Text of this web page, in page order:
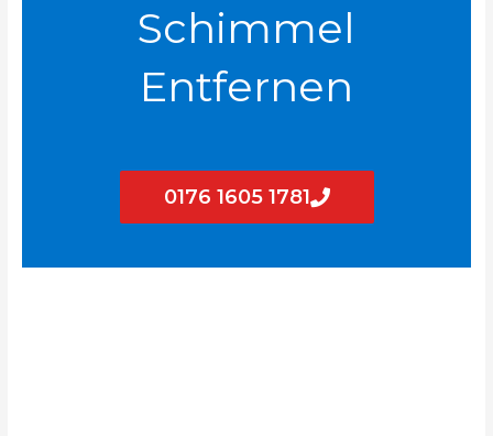
Schimmel
Entfernen
0176 1605 1781